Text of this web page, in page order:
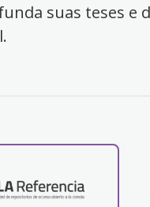
suas teses e